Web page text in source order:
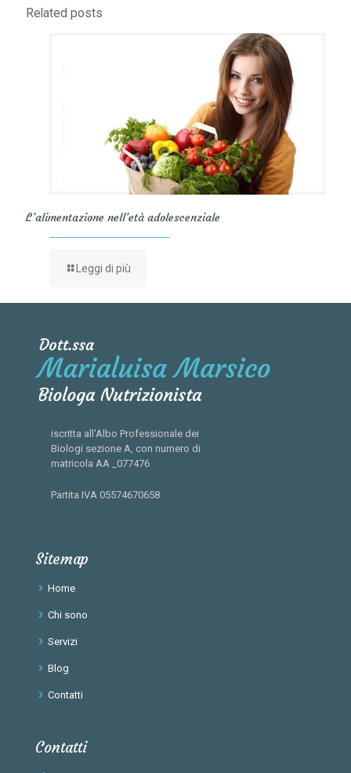
Related posts
L’alimentazione nell’età adolescenziale
Leggi di più
iscritta all'Albo Professionale dei
Biologi sezione A, con numero di
matricola AA _077476
Partita IVA 05574670658
Sitemap
Home
Chi sono
Servizi
Blog
Contatti
Contatti